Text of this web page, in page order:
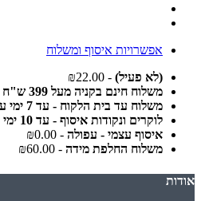
אפשרויות איסוף ומשלוח
(לא פעיל) - ₪22.00
משלוח חינם בקניה מעל 399 ש"ח
משלוח עד בית הלקוח - עד 7 ימי עסקים
לוקרים ונקודות איסוף - עד 10 ימי עסקים
איסוף עצמי - עפולה - ₪0.00
משלוח החלפת מידה - ₪60.00
אודות